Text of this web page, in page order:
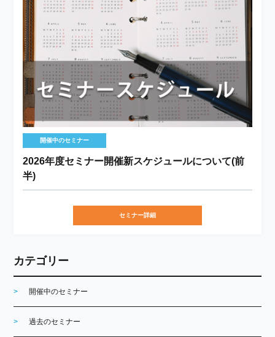
開催中のセミナー
2026年度セミナー開催新スケジュールについて(前
半)
セミナー詳細
カテゴリー
開催中のセミナー
過去のセミナー